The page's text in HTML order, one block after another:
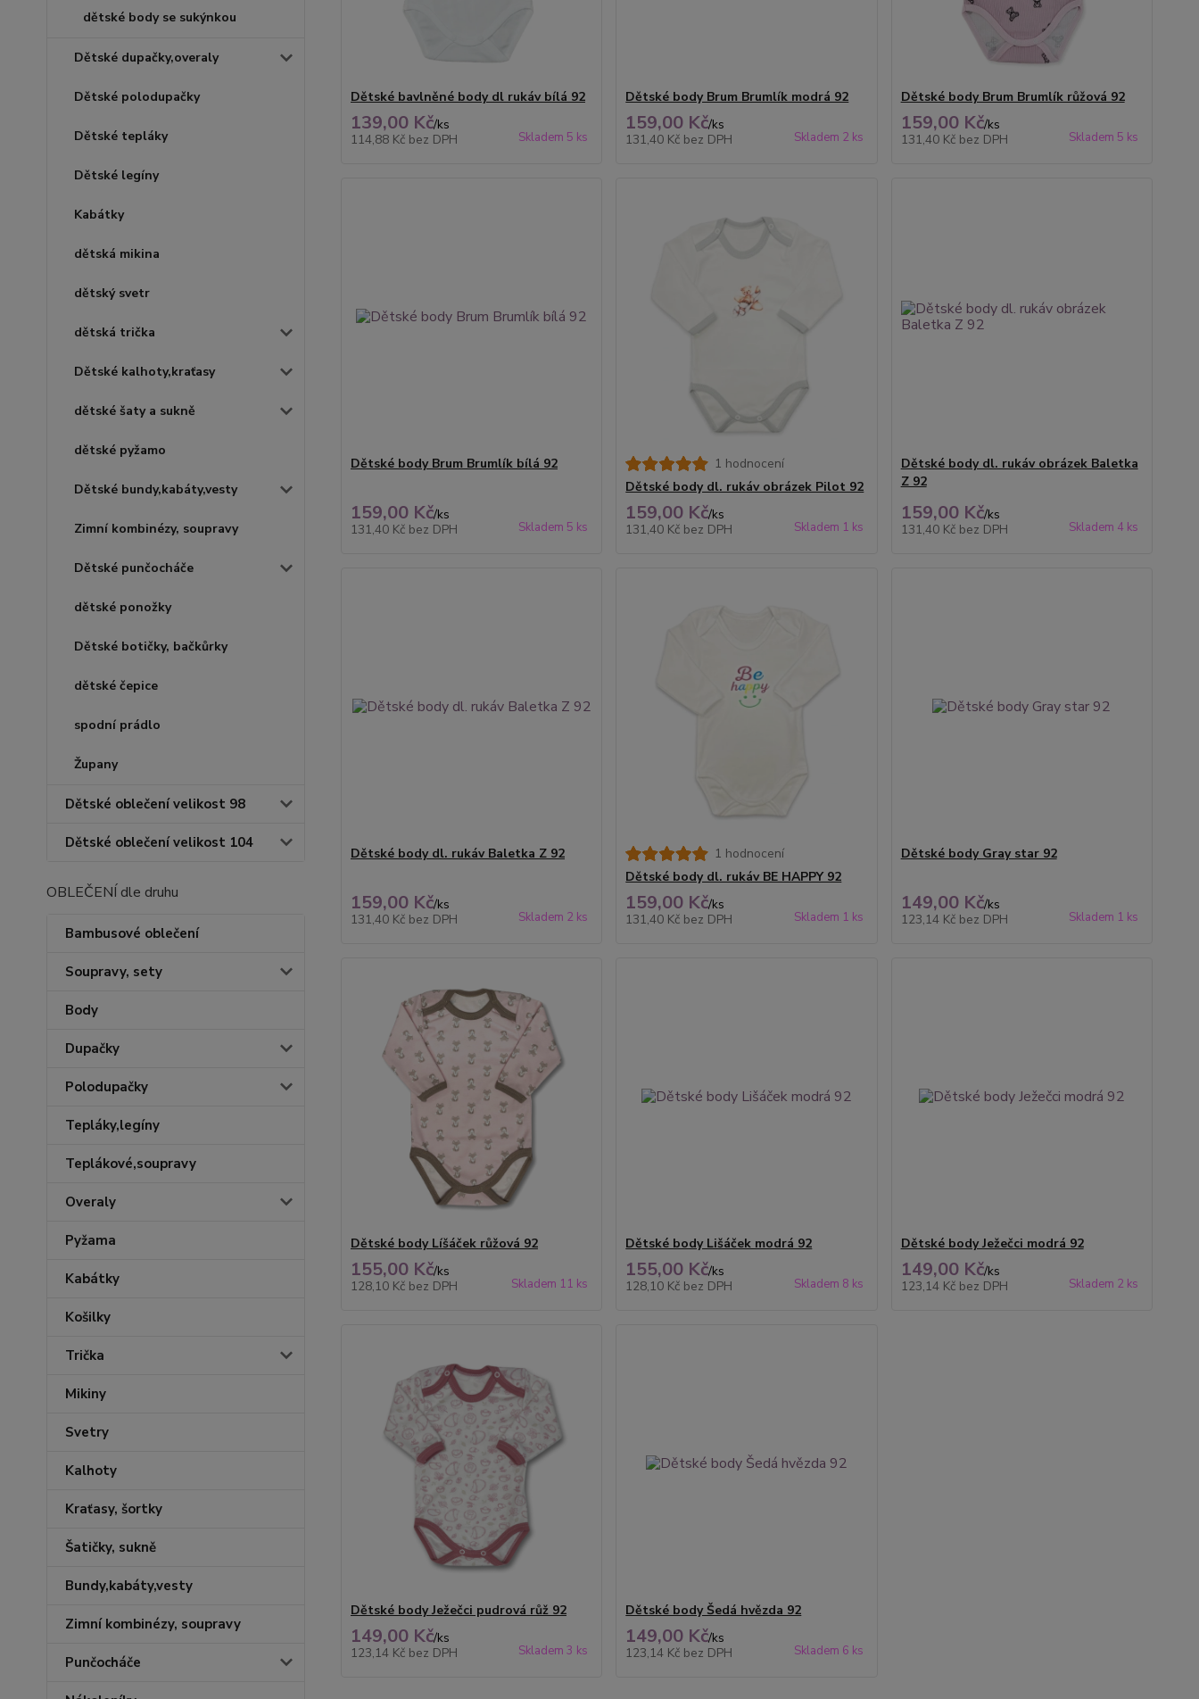
dětské body se sukýnkou
Dětské dupačky,overaly
Dětské polodupačky
Dětské tepláky
Dětské legíny
Kabátky
dětská mikina
dětský svetr
dětská trička
Dětské kalhoty,kraťasy
dětské šaty a sukně
dětské pyžamo
Dětské bundy,kabáty,vesty
Zimní kombinézy, soupravy
Dětské punčocháče
dětské ponožky
Dětské botičky, bačkůrky
dětské čepice
spodní prádlo
Župany
Dětské oblečení velikost 98
Dětské oblečení velikost 104
OBLEČENÍ dle druhu
Bambusové oblečení
Soupravy, sety
Body
Dupačky
Polodupačky
Tepláky,legíny
Teplákové,soupravy
Overaly
Pyžama
Kabátky
Košilky
Trička
Mikiny
Svetry
Kalhoty
Kraťasy, šortky
Šatičky, sukně
Bundy,kabáty,vesty
Zimní kombinézy, soupravy
Punčocháče
Dětské bavlněné body dl rukáv bílá 92
139,00 Kč/ks
114,88 Kč bez DPH Skladem 5 ks
Dětské body Brum Brumlík modrá 92
159,00 Kč/ks
131,40 Kč bez DPH Skladem 2 ks
Dětské body Brum Brumlík růžová 92
159,00 Kč/ks
131,40 Kč bez DPH Skladem 5 ks
Dětské body Brum Brumlík bílá 92
159,00 Kč/ks
131,40 Kč bez DPH Skladem 5 ks
1 hodnocení
Dětské body dl. rukáv obrázek Pilot 92
159,00 Kč/ks
131,40 Kč bez DPH Skladem 1 ks
Dětské body dl. rukáv obrázek Baletka
Z 92
159,00 Kč/ks
131,40 Kč bez DPH Skladem 4 ks
Dětské body dl. rukáv Baletka Z 92
159,00 Kč/ks
131,40 Kč bez DPH Skladem 2 ks
1 hodnocení
Dětské body dl. rukáv BE HAPPY 92
159,00 Kč/ks
131,40 Kč bez DPH Skladem 1 ks
Dětské body Gray star 92
149,00 Kč/ks
123,14 Kč bez DPH Skladem 1 ks
Dětské body Líšáček růžová 92
155,00 Kč/ks
128,10 Kč bez DPH Skladem 11 ks
Dětské body Lišáček modrá 92
155,00 Kč/ks
128,10 Kč bez DPH Skladem 8 ks
Dětské body Ježečci modrá 92
149,00 Kč/ks
123,14 Kč bez DPH Skladem 2 ks
Dětské body Ježečci pudrová růž 92
149,00 Kč/ks
123,14 Kč bez DPH Skladem 3 ks
Dětské body Šedá hvězda 92
149,00 Kč/ks
123,14 Kč bez DPH Skladem 6 ks